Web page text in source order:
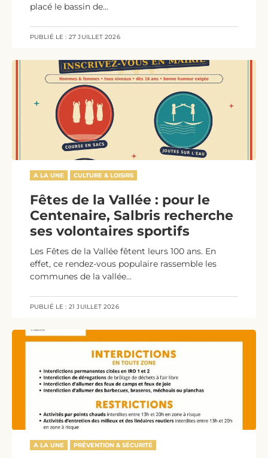
placé le bassin de...
PUBLIÉ LE : 27 JUILLET 2026
A LA UNE CULTURE & LOISIRS
Fêtes de la Vallée : pour le
Centenaire, Salbris recherche
ses volontaires sportifs
Les Fêtes de la Vallée fêtent leurs 100 ans. En
effet, ce rendez-vous populaire rassemble les
communes de la vallée...
PUBLIÉ LE : 21 JUILLET 2026
A LA UNE PRÉVENTION & SÉCURITÉ